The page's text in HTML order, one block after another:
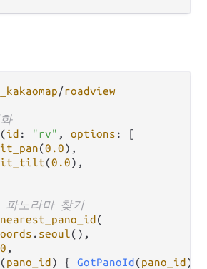
/roadview
(id : "rv" , options : [
(0.0),
(0.0),
노라마 찾기
(
. seoul(),
,
(pano_id ) { GotPanoId (pano_id )